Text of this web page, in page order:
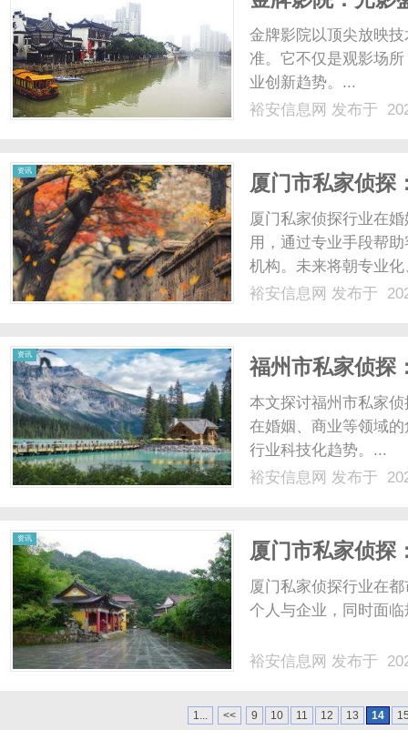
金牌影院以顶尖放映
准。它不仅是观影场
业创新趋势。...
裕安信息网 发布于
资讯
厦门市私家侦探
者
厦门私家侦探行业在
用，通过专业手段帮
机构。未来将朝专业
德底线。...
裕安信息网 发布于
资讯
福州市私家侦探
本文探讨福州市私家
在婚姻、商业等领域
行业科技化趋势。...
裕安信息网 发布于
资讯
厦门市私家侦探
厦门私家侦探行业在
个人与企业，同时面
裕安信息网 发布于
1... << 9 10 11 12 13 14